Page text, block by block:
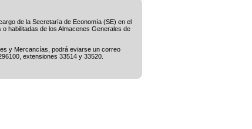
de la Secretaría de Economía (SE) en el
habilitadas de los Almacenes Generales de
y Mercancías, podrá eviarse un correo
extensiones 33514 y 33520.